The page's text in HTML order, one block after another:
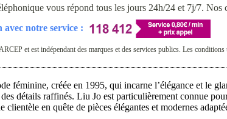
vous répond tous les jours 24h/24 et 7j/7.
notre service :
et est indépendant des marques et des services publics. Les
féminine, créée en 1995, qui incarne l’élégance et le
détails raffinés. Liu Jo est particulièrement connue
en quête de pièces élégantes et modernes